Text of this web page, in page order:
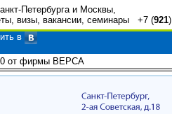
Петербурга и Москвы,
визы, вакансии, семинары +7 (921)
в
от фирмы ВЕРСА